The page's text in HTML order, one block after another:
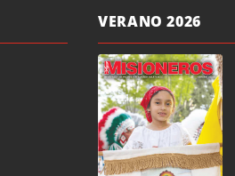
VERANO 2026